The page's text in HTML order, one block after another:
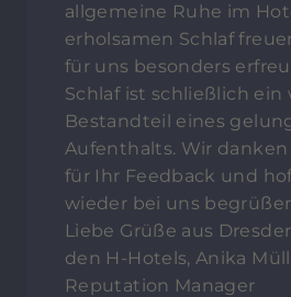
allgemeine Ruhe im
erholsamen Schlaf
für uns besonders
Schlaf ist schließlich
Bestandteil eines
Aufenthalts. Wir
für Ihr Feedback und
wieder bei uns
Liebe Grüße aus
den H-Hotels, Anika
Reputation Manager